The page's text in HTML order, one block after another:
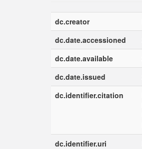
dc.creator
dc.date.accessioned
dc.date.available
dc.date.issued
dc.identifier.citation
dc.identifier.uri